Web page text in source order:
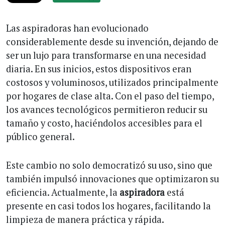
Las aspiradoras han evolucionado
considerablemente desde su invención, dejando de
ser un lujo para transformarse en una necesidad
diaria. En sus inicios, estos dispositivos eran
costosos y voluminosos, utilizados principalmente
por hogares de clase alta. Con el paso del tiempo,
los avances tecnológicos permitieron reducir su
tamaño y costo, haciéndolos accesibles para el
público general.
Este cambio no solo democratizó su uso, sino que
también impulsó innovaciones que optimizaron su
eficiencia. Actualmente, la aspiradora está
presente en casi todos los hogares, facilitando la
limpieza de manera práctica y rápida.